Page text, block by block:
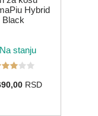
Hybrid
Black
Na stanju
RSD